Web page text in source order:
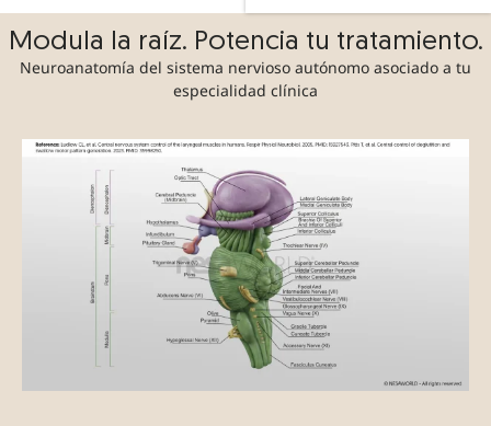
Modula la raíz. Potencia tu tratamiento.
Neuroanatomía del sistema nervioso autónomo asociado a tu
especialidad clínica